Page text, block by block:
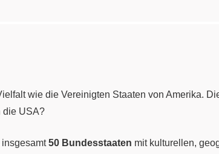
wie die Vereinigten Staaten von Amerika.
die USA?
insgesamt50 Bundesstaaten mit kulturellen,